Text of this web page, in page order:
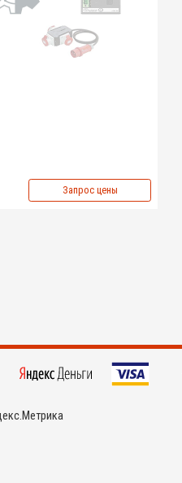
Запрос цены